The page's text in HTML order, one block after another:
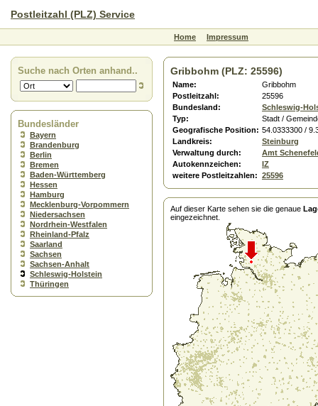
Postleitzahl (PLZ) Service
Home Impressum
Suche nach Orten anhand..
Bundesländer
Bayern
Brandenburg
Berlin
Bremen
Baden-Württemberg
Hessen
Hamburg
Mecklenburg-Vorpommern
Niedersachsen
Nordrhein-Westfalen
Rheinland-Pfalz
Saarland
Sachsen
Sachsen-Anhalt
Schleswig-Holstein
Thüringen
Gribbohm (PLZ: 25596)
Name:
Gribbohm
Postleitzahl:
25596
Bundesland:
Schleswig-
Typ:
Stadt /
Geografische Position: 54.0333300 /
Landkreis:
Steinburg
Verwaltung durch:
Amt
Autokennzeichen:
IZ
weitere Postleitzahlen: 25596
Auf dieser Karte sehen sie die genaue
eingezeichnet.